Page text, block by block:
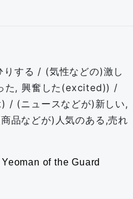
する / (気性などの)激し
た, 興奮した(excited)) /
/ (ニュースなどが)新しい,
品などが)人気のある,売れ
Yeoman of the Guard